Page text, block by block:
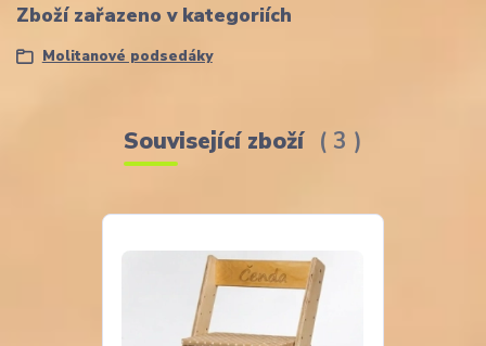
Zboží zařazeno v kategoriích
Molitanové podsedáky
Související zboží 3